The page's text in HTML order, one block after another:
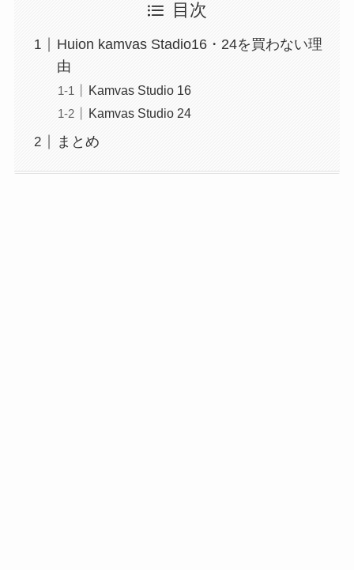
目次
Huion kamvas Stadio16・24を買わない理
由
Kamvas Studio 16
Kamvas Studio 24
まとめ